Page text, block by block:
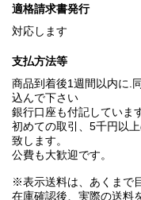
適格請求書発行
対応します
支払方法等
商品到着後1週間以内に.
込んで下さい
銀行口座も付記していま
初めての取引、5千円以
致します。
公費も大歓迎です。
※表示送料は、あくまで
在庫確認後、実際の送料